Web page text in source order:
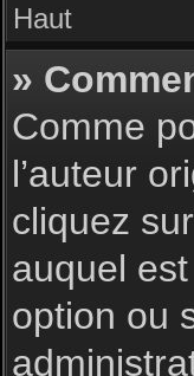
Haut
»
Comme
l’auteur
cliquez
auquel
option ou